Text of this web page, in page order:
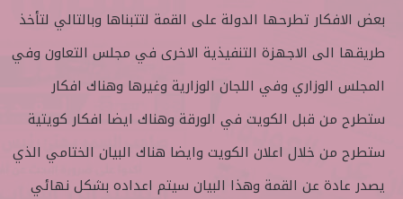
بعض الافكار تطرحها الدولة على القمة لتتبناها وبالتالي لتأخذ
طريقها الى الاجهزة التنفيذية الاخرى في مجلس التعاون وفي
المجلس الوزاري وفي اللجان الوزارية وغيرها وهناك افكار
ستطرح من قبل الكويت في الورقة وهناك ايضا افكار كويتية
ستطرح من خلال اعلان الكويت وايضا هناك البيان الختامي الذي
يصدر عادة عن القمة وهذا البيان سيتم اعداده بشكل نهائي